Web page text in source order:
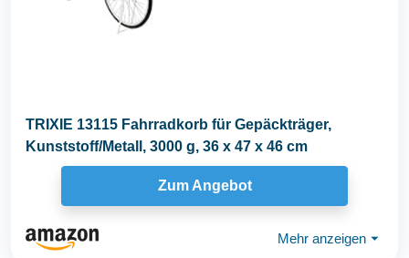
TRIXIE 13115 Fahrradkorb für Gepäckträger,
Kunststoff/Metall, 3000 g, 36 x 47 x 46 cm
Zum Angebot
Mehr anzeigen ⏷